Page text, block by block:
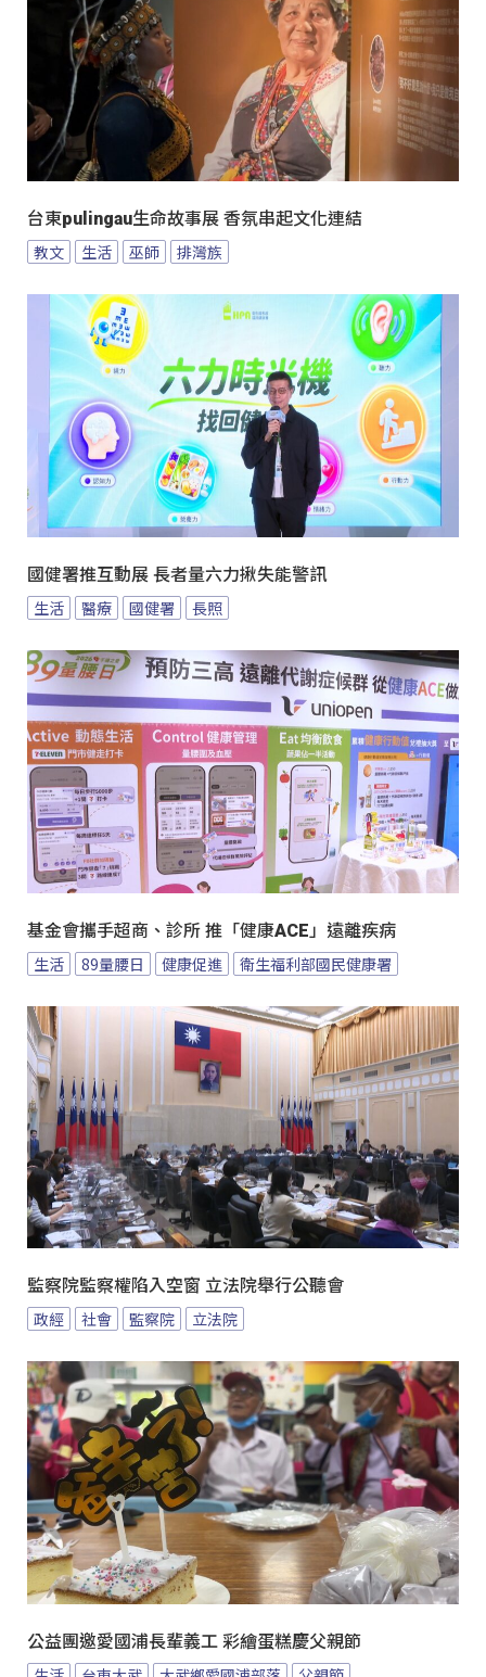
台東pulingau生命故事展 香氛串起文化連結
教文 生活 巫師 排灣族
國健署推互動展 長者量六力揪失能警訊
生活 醫療 國健署 長照
基金會攜手超商、診所 推「健康ACE」遠離疾病
生活 89量腰日 健康促進 衛生福利部國民健康署
監察院監察權陷入空窗 立法院舉行公聽會
政經 社會 監察院 立法院
公益團邀愛國浦長輩義工 彩繪蛋糕慶父親節